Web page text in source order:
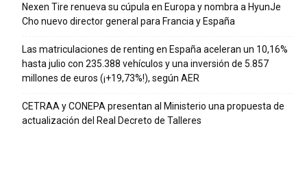
Nexen Tire renueva su cúpula en Europa y nombra a HyunJe
Cho nuevo director general para Francia y España
Las matriculaciones de renting en España aceleran un 10,16%
hasta julio con 235.388 vehículos y una inversión de 5.857
millones de euros (¡+19,73%!), según AER
CETRAA y CONEPA presentan al Ministerio una propuesta de
actualización del Real Decreto de Talleres